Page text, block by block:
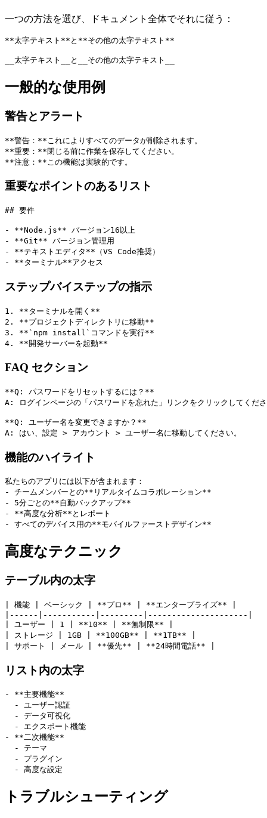
一つの方法を選び、ドキュメント全体でそれに従う：
**太字テキスト**と**その他の太字テキスト**
__太字テキスト__と__その他の太字テキスト__
一般的な使用例
警告とアラート
**警告：**これによりすべてのデータが削除されます。
**重要：**閉じる前に作業を保存してください。
**注意：**この機能は実験的です。
重要なポイントのあるリスト
## 要件
- **Node.js** バージョン16以上
- **Git** バージョン管理用
- **テキストエディタ**（VS Code推奨）
- **ターミナル**アクセス
ステップバイステップの指示
1. **ターミナルを開く**
2. **プロジェクトディレクトリに移動**
3. **`npm install`コマンドを実行**
4. **開発サーバーを起動**
FAQ セクション
**Q: パスワードをリセットするには？**
A: ログインページの「パスワードを忘れた」リンクをクリックしてくだ
**Q: ユーザー名を変更できますか？**
A: はい、設定 > アカウント > ユーザー名に移動してください。
機能のハイライト
私たちのアプリには以下が含まれます：
- チームメンバーとの**リアルタイムコラボレーション**
- 5分ごとの**自動バックアップ**
- **高度な分析**とレポート
- すべてのデバイス用の**モバイルファーストデザイン**
高度なテクニック
テーブル内の太字
| 機能 | ベーシック | **プロ** | **エンタープライズ** |
|------|-----------|---------|---------------------|
| ユーザー | 1 | **10** | **無制限** |
| ストレージ | 1GB | **100GB** | **1TB** |
| サポート | メール | **優先** | **24時間電話** |
リスト内の太字
- **主要機能**
  - ユーザー認証
  - データ可視化
  - エクスポート機能
- **二次機能**
  - テーマ
  - プラグイン
  - 高度な設定
トラブルシューティング